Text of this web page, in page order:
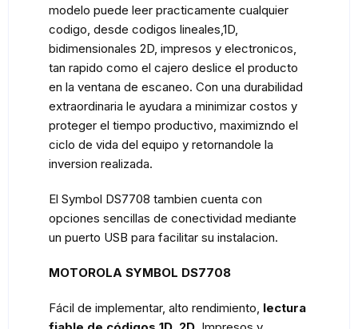
modelo puede leer practicamente cualquier
codigo, desde codigos lineales,1D,
bidimensionales 2D, impresos y electronicos,
tan rapido como el cajero deslice el producto
en la ventana de escaneo. Con una durabilidad
extraordinaria le ayudara a minimizar costos y
proteger el tiempo productivo, maximizndo el
ciclo de vida del equipo y retornandole la
inversion realizada.
El Symbol DS7708 tambien cuenta con
opciones sencillas de conectividad mediante
un puerto USB para facilitar su instalacion.
MOTOROLA SYMBOL DS7708
Fácil de implementar, alto rendimiento, lectura